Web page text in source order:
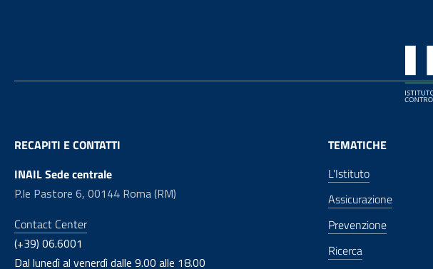
RECAPITI E CONTATTI
INAIL Sede centrale
P.le Pastore 6, 00144 Roma (RM)
Contact Center
(+39) 06.6001
Dal lunedì al venerdì dalle 9.00 alle 18.00
TEMATICHE
L'Istituto
Assicurazione
Prevenzione
Ricerca